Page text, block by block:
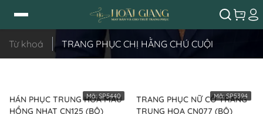
Từ khoá TRANG PHỤC CHỊ HẰNG CHÚ CUỘI
HÁN PHỤC TRUNG HOA MÀU
HỒNG NHẠT CN125 (BỘ)
Mã:SP5440
TRANG PHỤC NỮ CỔ TRANG
TRUNG HOA CN077 (BỘ)
Mã:SP5394